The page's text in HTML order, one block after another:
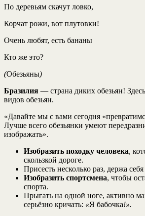
По деревьям скачут ловко,
Корчат рожи, вот плутовки!
Очень любят, есть бананы
Кто же это?
(Обезьяны)
Бразилия — страна диких обезьян!
видов обезьян.
«Давайте мы с вами сегодня
Лучше всего обезьянки умеют
изображать».
Изобразить походку человека,
скользкой дороге.
Присесть несколько раз, держа
Изобразить спортсмена, чтобы
спорта.
Прыгать на одной ноге, активно
серьёзно кричать: «Я бабочка!».